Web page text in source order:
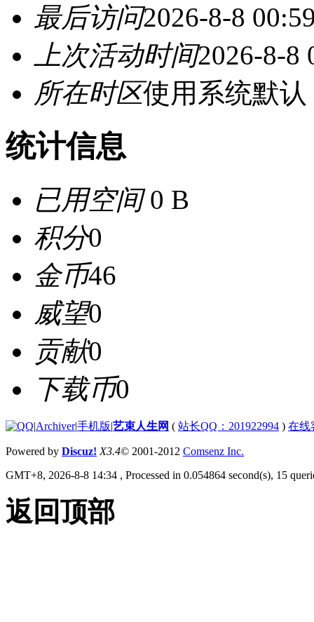
最后访问2026-8-8
上次活动时间2026-8-8
所在时区使用系统默认
统计信息
已用空间0 B
积分0
金币46
威望0
贡献0
下载币0
|Archiver|手机版|艺束人生网 ( 站长QQ：201922994 ) 在线
Powered by Discuz! X3.4© 2001-2012 Comsenz Inc.
GMT+8, 2026-8-8 14:34 , Processed in 0.054864 second(s), 15
返回顶部